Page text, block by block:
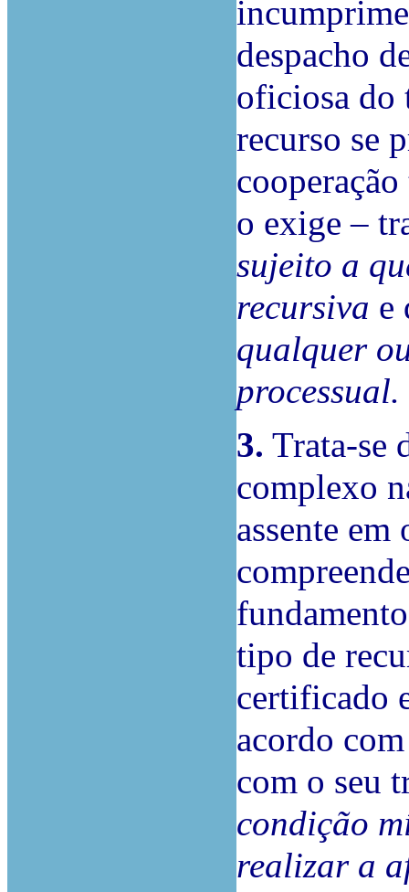
despacho
oficiosa do
recurso se
o exige –
sujeito a
recursiva e
qualquer
processual.
3. Trata-se
complexo
assente
tipo de
certificado
acordo
com o seu
condição
realizar a